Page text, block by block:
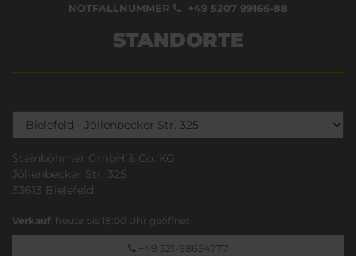
NOTFALLNUMMER +49 5207 99166-88
STANDORTE
Steinböhmer GmbH & Co. KG
Jöllenbecker Str. 325
33613 Bielefeld
Verkauf: heute bis 18:00 Uhr geöffnet
+49 521-98654777